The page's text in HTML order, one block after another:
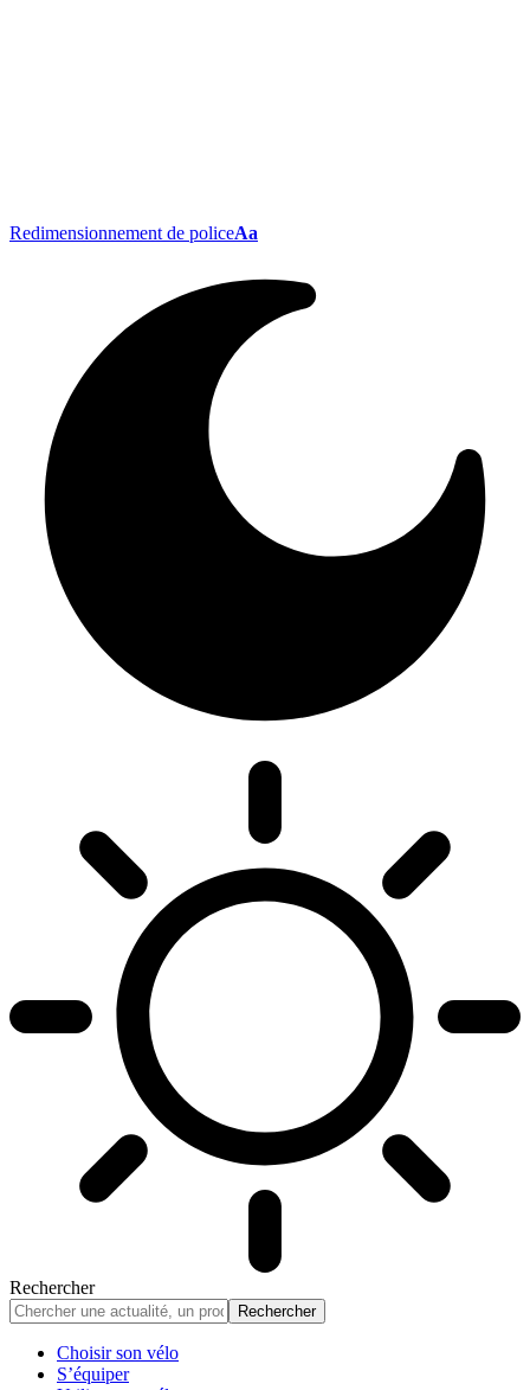
Redimensionnement de policeAa
Rechercher
Choisir son vélo
S’équiper